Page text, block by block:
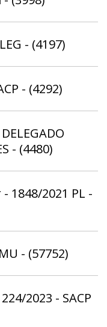
- (4197)
- (4292)
- (4480)
1848/2021 PL -
- (57752)
2023 - SACP